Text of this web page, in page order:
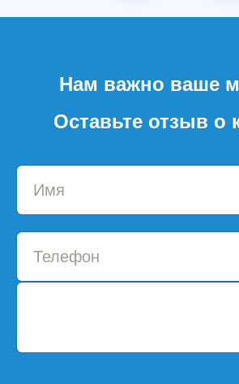
Нам важно ваше
Оставьте отзыв о